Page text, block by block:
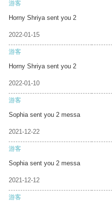
游客
Horny Shriya sent you 2
2022-01-15
游客
Horny Shriya sent you 2
2022-01-10
游客
Sophia sent you 2 messa
2021-12-22
游客
Sophia sent you 2 messa
2021-12-12
游客